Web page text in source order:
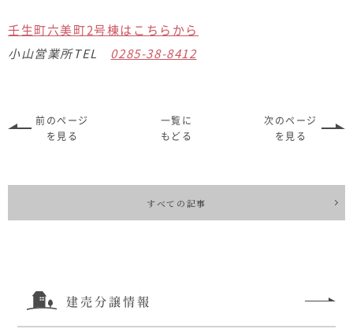
壬生町六美町2号棟はこちらから
小山営業所TEL 0285-38-8412
前のページ
を見る
一覧に
もどる
次のページ
を見る
すべての記事
建売分譲情報